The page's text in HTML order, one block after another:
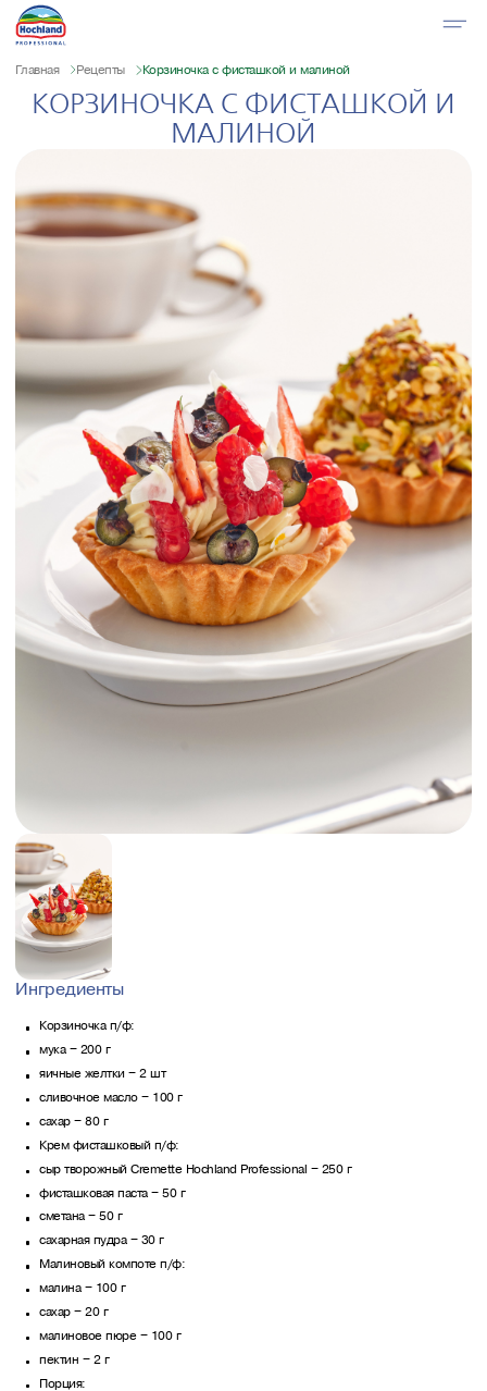
Главная Рецепты Корзиночка с фисташкой и малиной
КОРЗИНОЧКА С ФИСТАШКОЙ И
МАЛИНОЙ
Ингредиенты
Корзиночка п/ф:
мука – 200 г
яичные желтки – 2 шт
сливочное масло – 100 г
сахар – 80 г
Крем фисташковый п/ф:
сыр творожный Cremette Hochland Professional – 250 г
фисташковая паста – 50 г
сметана – 50 г
сахарная пудра – 30 г
Малиновый компоте п/ф:
малина – 100 г
сахар – 20 г
малиновое пюре – 100 г
пектин – 2 г
Порция: